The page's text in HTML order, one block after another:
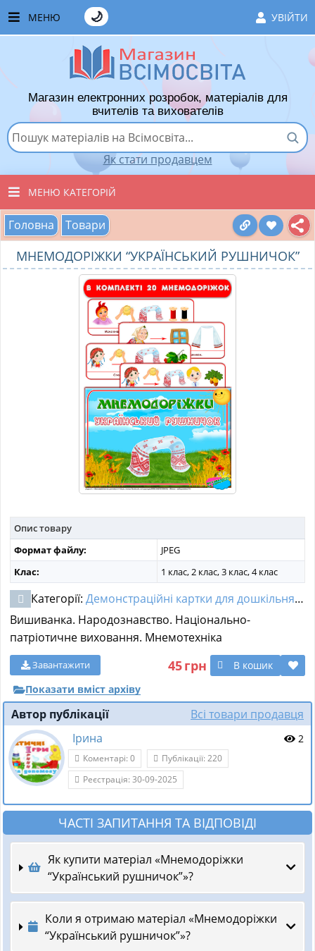
МЕНЮ УВІЙТИ
🌙
ЧАСТІ ЗАПИТАННЯ
ЯК ТУТ КУПУВАТИ
ЯК ТУТ ПРОДАВАТИ
ДОДАТИ РОЗРОБКУ
ВПОДОБАНІ ТОВАРИ
КОШИК
Магазин електронних розробок, матеріалів для
вчителів та вихователів
Як стати продавцем
МЕНЮ КАТЕГОРІЙ
ВСІ ТОВАРИ
ВИХОВАТЕЛЯМ ДНЗ
ПОЧАТКОВІ КЛАСИ
МАТЕРІАЛИ З ПРЕДМЕТІВ
РІЗНІ МАТЕРІАЛИ
Головна Товари
МНЕМОДОРІЖКИ “УКРАЇНСЬКИЙ РУШНИЧОК”
Опис товару
Формат файлу:
JPEG
Клас:
1 клас, 2 клас, 3 клас, 4 клас
Категорії: Демонстраційні картки для дошкільнят ,
Вишиванка. Народознавство. Національно-
патріотичне виховання. Мнемотехніка
45грн В кошик
Завантажити
Показати вміст архіву
Автор публікації
Всі товари продавця
Ірина
2
Коментарі: 0
Публікації: 220
Реєстрація: 30-09-2025
ЧАСТІ ЗАПИТАННЯ ТА ВІДПОВІДІ
Як купити матеріал «Мнемодоріжки
“Український рушничок”»?
Коли я отримаю матеріал «Мнемодоріжки
“Український рушничок”»?